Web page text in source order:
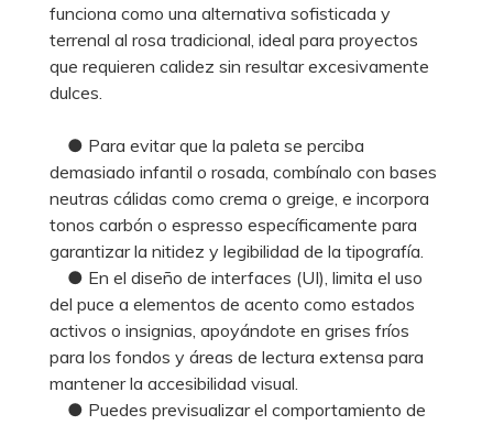
funciona como una alternativa sofisticada y
terrenal al rosa tradicional, ideal para proyectos
que requieren calidez sin resultar excesivamente
dulces.
● Para evitar que la paleta se perciba
demasiado infantil o rosada, combínalo con bases
neutras cálidas como crema o greige, e incorpora
tonos carbón o espresso específicamente para
garantizar la nitidez y legibilidad de la tipografía.
● En el diseño de interfaces (UI), limita el uso
del puce a elementos de acento como estados
activos o insignias, apoyándote en grises fríos
para los fondos y áreas de lectura extensa para
mantener la accesibilidad visual.
● Puedes previsualizar el comportamiento de